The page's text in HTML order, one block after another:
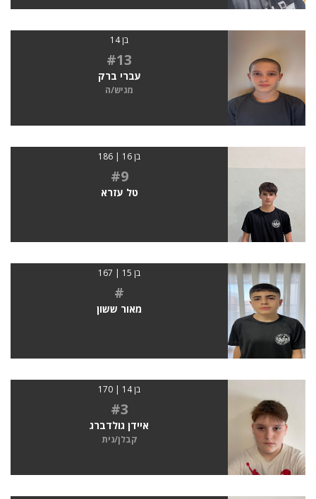
בן 14
#13
עברי ברק
מגיש/ה
בן 16 | 186
#9
טל עזרא
בן 15 | 167
#
מאור ששון
בן 14 | 170
#3
איידן גולדברג
קבלן/נית